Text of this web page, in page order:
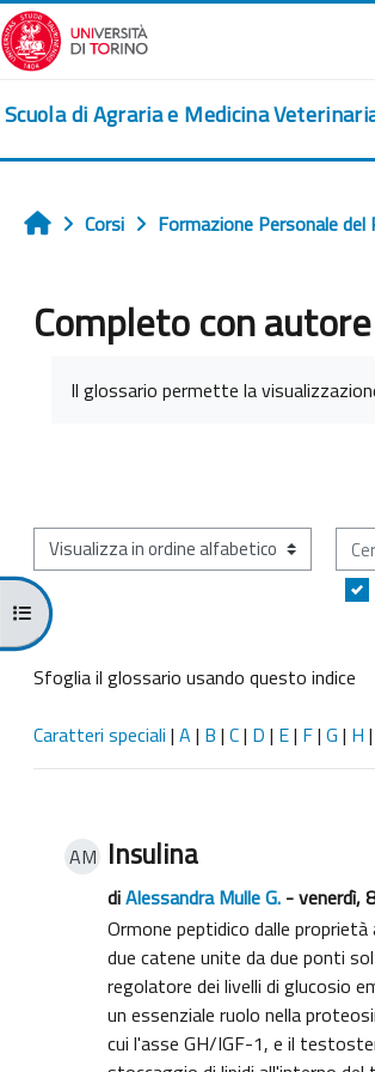
Vai al contenuto principale
Scuola di Agraria e Medicina
Apri indice del corso
Home
Corsi Formazione Personale
Completo con autore
Il glossario permette la
Sfoglia il glossario usando questo indice
Cerca
Sfoglia il glossario usando questo indice
Caratteri speciali | A | B | C| D | E| F| G | H |
AM Insulina
diAlessandra Mulle G. - venerdì,
Ormone peptidico dalle
due catene unite da due ponti
regolatore dei livelli di glucosio
un essenziale ruolo nella
cui l'asse GH/IGF-1, e il